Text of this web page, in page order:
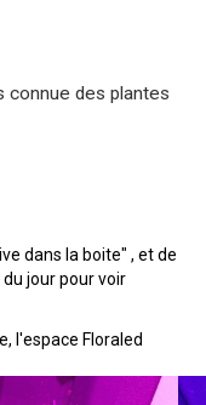
connue des plantes
dans la boite" , et de
jour pour voir
l'espace Floraled